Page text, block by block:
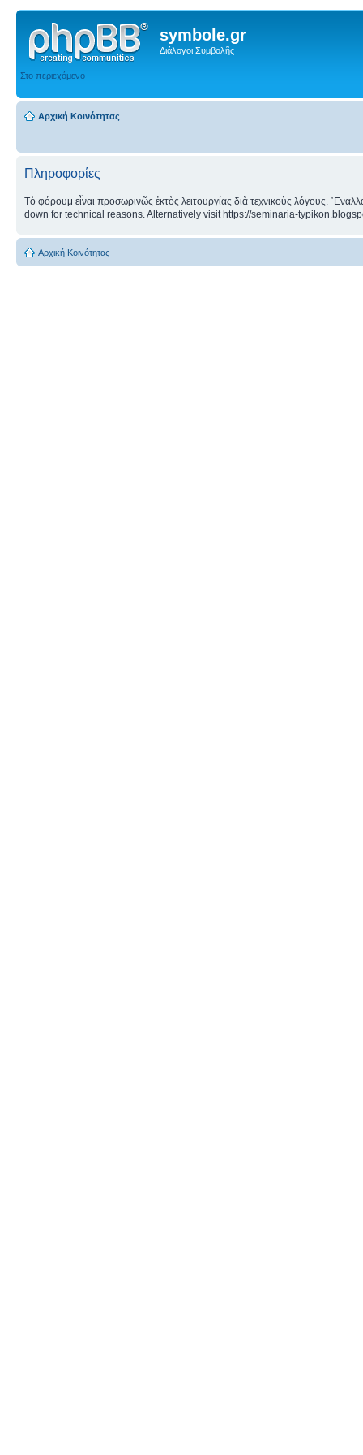
symbole.gr
Διάλογοι Συμβολῆς
Στο περιεχόμενο
Αρχική Κοινότητας
Πληροφορίες
Τὸ φόρουμ εἶναι προσωρινῶς ἐκτὸς λειτουργίας διὰ τεχνικοὺς λόγους.
down for technical reasons. Alternatively visit https://seminaria-
Αρχική Κοινότητας